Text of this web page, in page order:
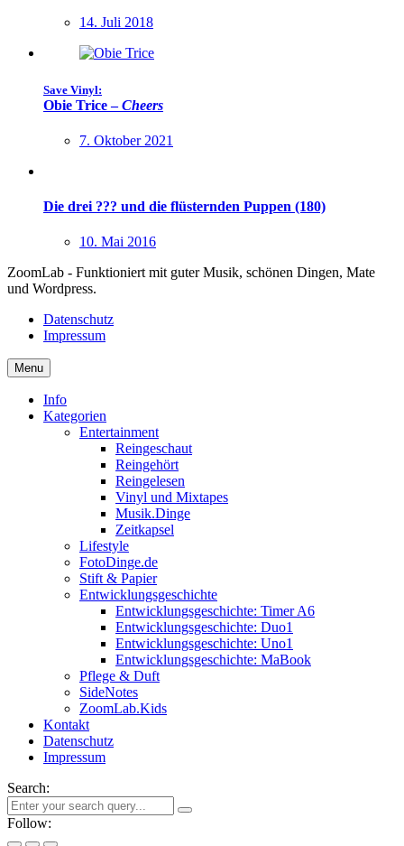
14. Juli 2018
Save Vinyl:
Obie Trice –Cheers
7. Oktober 2021
Die drei ??? und die flüsternden Puppen (180)
10. Mai 2016
ZoomLab - Funktioniert mit guter Musik, schönen Dingen, Mate
und Wordpress.
Datenschutz
Impressum
Menu
Info
Kategorien
Entertainment
Reingeschaut
Reingehört
Reingelesen
Vinyl und Mixtapes
Musik.Dinge
Zeitkapsel
Lifestyle
FotoDinge.de
Stift & Papier
Entwicklungsgeschichte
Entwicklungsgeschichte: Timer A6
Entwicklungsgeschichte: Duo1
Entwicklungsgeschichte: Uno1
Entwicklungsgeschichte: MaBook
Pflege & Duft
SideNotes
ZoomLab.Kids
Kontakt
Datenschutz
Impressum
Search:
Follow: